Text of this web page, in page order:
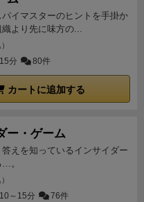
イマスターのヒントを手掛か
織より先に味方の...
15分 80件
カートに追加する
ー・ゲーム
えを知っているインサイダー
。
10～15分 76件